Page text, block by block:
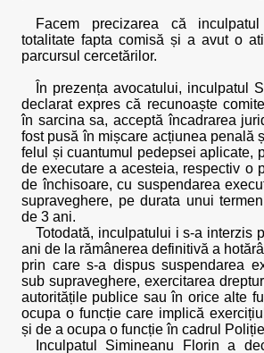
Facem precizarea că
totalitate fapta comisă și a avut o
parcursul cercetărilor.
În prezența avocatului, inculpatul
declarat expres că recunoaște
în sarcina sa, acceptă încadrarea
fost pusă în mișcare acțiunea penală
felul și cuantumul pedepsei aplicate,
de executare a acesteia, respectiv o
de închisoare, cu suspendarea
supraveghere, pe durata unui
de 3 ani.
Totodată, inculpatului i s-a interzis
ani de la rămânerea definitivă a
prin care s-a dispus suspendarea
sub supraveghere, exercitarea
autoritățile publice sau în orice alte
ocupa o funcție care implică
și de a ocupa o funcție în cadrul
Inculpatul Simineanu Florin a